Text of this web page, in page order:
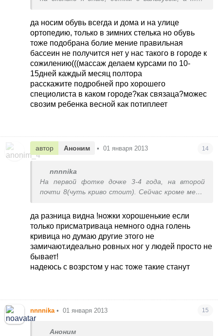
ходить босиком по плоскому....
я бы добавила бассейн и постоянные масажи...
очень хорошие специалисты в медгородке на
да носим обувь всегда и дома и на улице
ортопедию, только в зимних стелька но обувь
тоже подобрана болие мение правильная
бассеин не получится нет у нас такого в городе к
сожилению(((массаж делаем курсами по 10-
15дней каждый месяц полтора
расскажите подробней про хорошего
специолиста в каком городе?как связаца?можес
свозим ребенка весной как потиплеет
автор Аноним • 01 января 2013 14
nnnnika
На первой фотке дочке 3-4 года, на второй
почти 8(чуть криво стоит). Сейчас кроме меня,
да разница видна !ножки хорошенькие если
только присматриваца немного одна голень
кривица но думаю другие этого не
замичают.идеально ровных ног у людей просто не
бывает!
надеюсь с возрстом у нас тоже такие станут
nnnnika • 01 января 2013 15
Аноним